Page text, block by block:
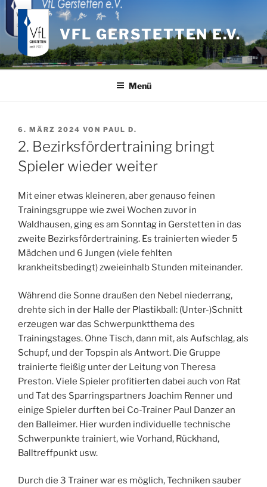
Zum
Inhalt
springen
VFL GERSTETTEN E.V.
Menü
VERÖFFENTLICHT
AM
6. MÄRZ 2024 VON PAUL D.
2. Bezirksfördertraining bringt
Spieler wieder weiter
Mit einer etwas kleineren, aber genauso feinen
Trainingsgruppe wie zwei Wochen zuvor in
Waldhausen, ging es am Sonntag in Gerstetten in das
zweite Bezirksfördertraining. Es trainierten wieder 5
Mädchen und 6 Jungen (viele fehlten
krankheitsbedingt) zweieinhalb Stunden miteinander.
Während die Sonne draußen den Nebel niederrang,
drehte sich in der Halle der Plastikball: (Unter-)Schnitt
erzeugen war das Schwerpunktthema des
Trainingstages. Ohne Tisch, dann mit, als Aufschlag, als
Schupf, und der Topspin als Antwort. Die Gruppe
trainierte fleißig unter der Leitung von Theresa
Preston. Viele Spieler profitierten dabei auch von Rat
und Tat des Sparringspartners Joachim Renner und
einige Spieler durften bei Co-Trainer Paul Danzer an
den Balleimer. Hier wurden individuelle technische
Schwerpunkte trainiert, wie Vorhand, Rückhand,
Balltreffpunkt usw.
Durch die 3 Trainer war es möglich, Techniken sauber